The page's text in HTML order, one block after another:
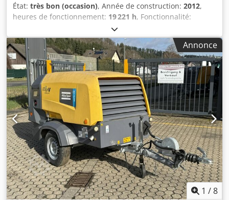
État: très bon (occasion), Année de construction: 2012,
heures de fonctionnement: 19 221 h, Fonctionnalité:
, Compresseur à vis sans huile
ZT250FF Séchage intégré. 250 kW 10 bars Dsdpozmdrbofx
Ahhjkr 42,31 m³/min Année de fabrication : 2012 Heures
de fonctionnement : 19 221
Annonce
1 /8